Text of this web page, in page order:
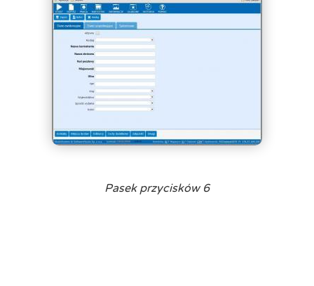
Pasek przycisków 6